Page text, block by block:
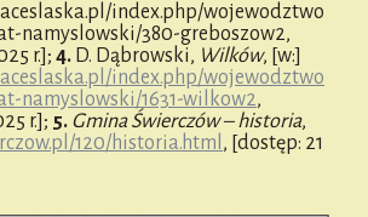
index.php/wojewodztwo
namyslowski/380-greboszow2,
r.]; 4. D. Dąbrowski, Wilków, [w:]
index.php/wojewodztwo
namyslowski/1631-wilkow2,
r.]; 5. Gmina Świerczów – historia,
120/historia.html , [dostęp: 21